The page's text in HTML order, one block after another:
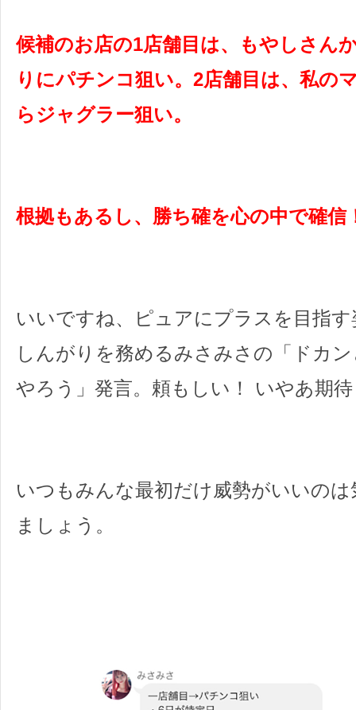
候補のお店の1店舗目は、もやしさん
りにパチンコ狙い。 2店舗目は、私の
らジャグラー狙い。
根拠もあるし、勝ち確を心の中で確信
いいですね、ピュアにプラスを目指す
しんがりを務めるみさみさの「ドカ
やろう」発言。頼もしい！ いやあ期
いつもみんな最初だけ威勢がいいの
ましょう。